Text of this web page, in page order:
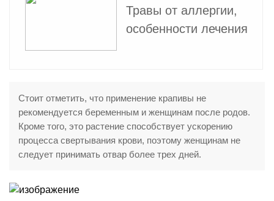
Травы от аллергии,
особенности лечения
Стоит отметить, что применение крапивы не
рекомендуется беременным и женщинам после родов.
Кроме того, это растение способствует ускорению
процесса свертывания крови, поэтому женщинам не
следует принимать отвар более трех дней.